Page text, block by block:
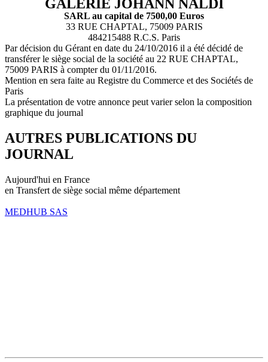
GALERIE JOHANN NALDI
SARL au capital de 7500,00 Euros
33 RUE CHAPTAL, 75009 PARIS
484215488 R.C.S. Paris
Par décision du Gérant en date du 24/10/2016 il a été décidé de
transférer le siège social de la société au 22 RUE CHAPTAL,
75009 PARIS à compter du 01/11/2016.
Mention en sera faite au Registre du Commerce et des Sociétés de
Paris
La présentation de votre annonce peut varier selon la composition
graphique du journal
AUTRES PUBLICATIONS DU
JOURNAL
Aujourd'hui en France
en Transfert de siège social même département
MEDHUB SAS